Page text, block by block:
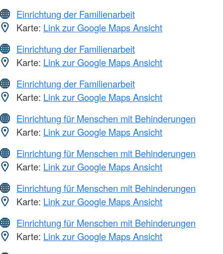
Einrichtung der Familienarbeit
Karte: Link zur Google Maps Ansicht
Einrichtung der Familienarbeit
Karte: Link zur Google Maps Ansicht
Einrichtung der Familienarbeit
Karte: Link zur Google Maps Ansicht
Einrichtung für Menschen mit Behinderungen
Karte: Link zur Google Maps Ansicht
Einrichtung für Menschen mit Behinderungen
Karte: Link zur Google Maps Ansicht
Einrichtung für Menschen mit Behinderungen
Karte: Link zur Google Maps Ansicht
Einrichtung für Menschen mit Behinderungen
Karte: Link zur Google Maps Ansicht